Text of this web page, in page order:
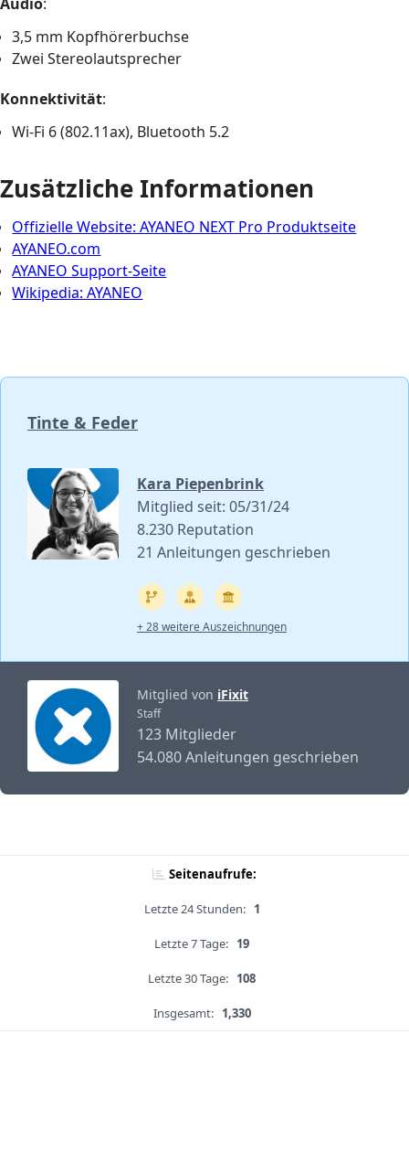
3,5 mm Kopfhörerbuchse
Zwei Stereolautsprecher
Konnektivität:
Wi-Fi 6 (802.11ax), Bluetooth 5.2
Zusätzliche Informationen
Offizielle Website: AYANEO NEXT Pro Produktseite
AYANEO.com
AYANEO Support-Seite
Wikipedia: AYANEO
Tinte & Feder
Kara Piepenbrink
Mitglied seit: 05/31/24
8.230 Reputation
21 Anleitungen geschrieben
+ 28 weitere Auszeichnungen
Mitglied von iFixit
Staff
123 Mitglieder
54.080 Anleitungen geschrieben
Seitenaufrufe:
Letzte 24 Stunden: 1
Letzte 7 Tage: 19
Letzte 30 Tage: 108
Insgesamt: 1,330